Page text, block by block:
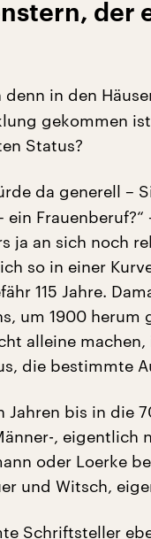
der
denn in den
gekommen
Status?
da generell –
ein
ja an sich noch
so in einer
115 Jahre.
um 1900 herum
alleine
die bestimmte
Jahren bis in die
, eigentlich
oder Loerke
und Witsch,
Schriftsteller